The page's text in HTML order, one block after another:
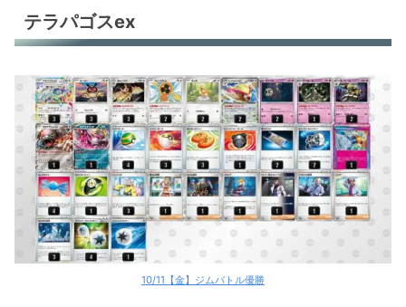
テラパゴスex
10/11【金】ジムバトル優勝